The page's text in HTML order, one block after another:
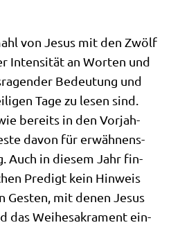
von Jesus mit den Zwölf
Inten­si­tät an Wor­ten und
Bedeu­tung und
Tage zu lesen sind.
bereits in den Vor­jah­
davon für erwäh­nens­
Auch in die­sem Jahr fin­
Pre­digt kein Hin­weis
Gesten, mit denen Jesus
das Wei­he­sa­kra­ment ein­